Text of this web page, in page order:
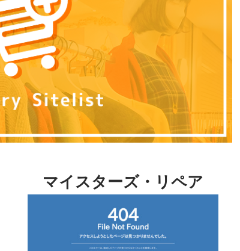
マイスターズ・リペア